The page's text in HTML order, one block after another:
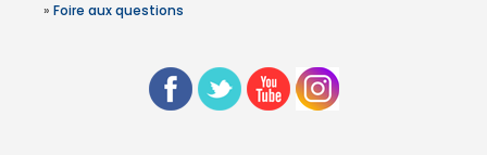
» Foire aux questions